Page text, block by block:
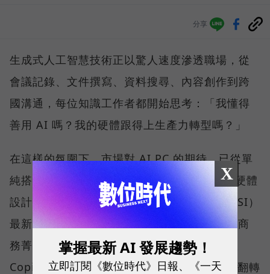
分享
生成式人工智慧技術正以驚人速度滲透職場，從
會議記錄、文件撰寫、資料搜尋、內容創作到跨
國溝通，每位知識工作者都開始思考：「我懂得
善用 AI 嗎？我的硬體跟得上生產力轉型嗎？」
在這樣的氛圍下，市場對 AI PC 的期待，已從單
純搭載最新處理器，擴展到如何將 AI 算力、硬體
設計與真實使用情境無縫整合。微星科技（MSI）
最新推出的 Prestige 14 Flip AI+，正是專為商
務菁英與專業人士打造的解方。它結合了微軟
Copilot+ PC 架構、本地端 AI 運算、2-in-1 翻轉
X
掌握最新 AI 發展趨勢！
立即訂閱《數位時代》日報、《一天